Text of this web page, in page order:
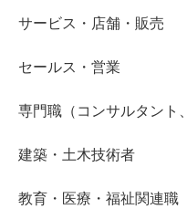
サービス・店舗・販売
セールス・営業
専門職（コンサルタント
建築・土木技術者
教育・医療・福祉関連職